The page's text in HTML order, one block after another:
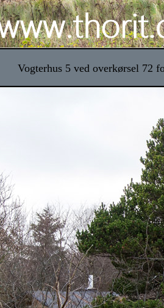
Vogterhus 5 ved overkørsel 72